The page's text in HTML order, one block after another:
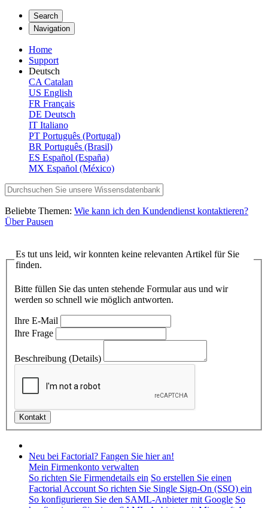
Search
Navigation
Home
Support
Deutsch
CA Catalan
US English
FR Français
DE Deutsch
IT Italiano
PT Português (Portugal)
BR Português (Brasil)
ES Español (España)
MX Español (México)
Beliebte Themen: Wie kann ich den Kundendienst kontaktieren?
Über Pausen
Es tut uns leid, wir konnten keine relevanten Artikel für Sie
finden.
Bitte füllen Sie das unten stehende Formular aus und wir
werden so schnell wie möglich antworten.
Ihre E-Mail
Ihre Frage
Beschreibung (Details)
Neu bei Factorial? Fangen Sie hier an!
Mein Firmenkonto verwalten
So richten Sie Firmendetails ein So erstellen Sie einen
Factorial Account So richten Sie Single Sign-On (SSO) ein
So konfigurieren Sie den SAML-Anbieter mit Google So